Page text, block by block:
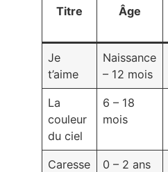
Titre Âge
Je
t’aime
Naissance
– 12 mois
La
couleur
du ciel
6 – 18
mois
Caresse
0 – 2 ans